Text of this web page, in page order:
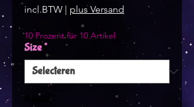
incl.BTW | plus Versand
10 Prozent für 10 Artikel
Size*
Aantal